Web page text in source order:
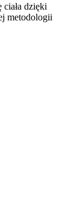
dzięki
metodologii